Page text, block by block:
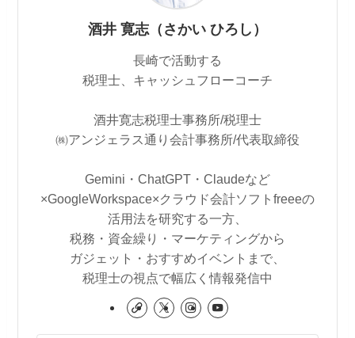
酒井 寛志（さかい ひろし）
長崎で活動する
税理士、キャッシュフローコーチ
酒井寛志税理士事務所/税理士
㈱アンジェラス通り会計事務所/代表取締役
Gemini・ChatGPT・Claudeなど
×GoogleWorkspace×クラウド会計ソフトfreeeの
活用法を研究する一方、
税務・資金繰り・マーケティングから
ガジェット・おすすめイベントまで、
税理士の視点で幅広く情報発信中